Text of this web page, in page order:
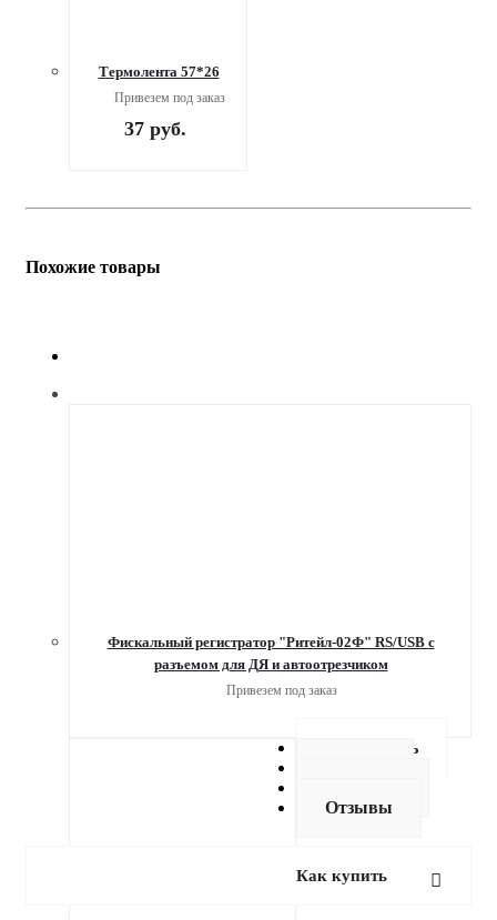
Термолента 57*26
Привезем под заказ
37руб.
Похожие товары
Фискальный регистратор "Ритейл-02Ф" RS/USB с
разъемом для ДЯ и автоотрезчиком
Привезем под заказ
Как купить
Отзывы
Как купить